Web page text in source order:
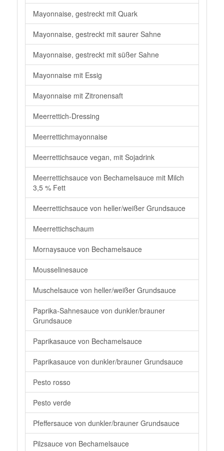
Mayonnaise, gestreckt mit Quark
Mayonnaise, gestreckt mit saurer Sahne
Mayonnaise, gestreckt mit süßer Sahne
Mayonnaise mit Essig
Mayonnaise mit Zitronensaft
Meerrettich-Dressing
Meerrettichmayonnaise
Meerrettichsauce vegan, mit Sojadrink
Meerrettichsauce von Bechamelsauce mit Milch
3,5 % Fett
Meerrettichsauce von heller/weißer Grundsauce
Meerrettichschaum
Mornaysauce von Bechamelsauce
Mousselinesauce
Muschelsauce von heller/weißer Grundsauce
Paprika-Sahnesauce von dunkler/brauner
Grundsauce
Paprikasauce von Bechamelsauce
Paprikasauce von dunkler/brauner Grundsauce
Pesto rosso
Pesto verde
Pfeffersauce von dunkler/brauner Grundsauce
Pilzsauce von Bechamelsauce